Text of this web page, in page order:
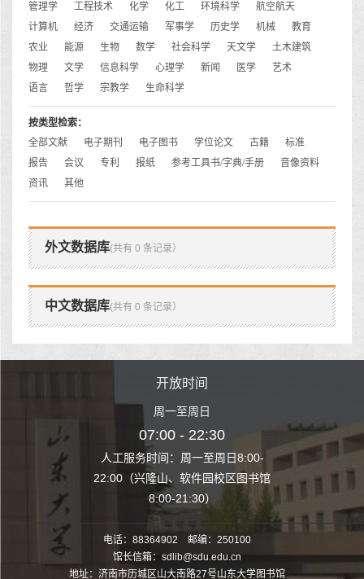
管理学
工程技术 化学 化工 环境科学
航空航天
计算机
经济 交通运输 军事学 历史学 机械
教育
农业
能源 生物 数学 社会科学 天文学
土木建筑
物理
文学 信息科学 心理学 新闻 医学
艺术
语言
哲学 宗教学 生命科学
按类型检索：
全部文献
电子期刊 电子图书 学位论文 古籍
标准
报告
会议 专利 报纸 参考工具书/字典/手册
音像资料
资讯
其他
外文数据库(共有 0 条记录）
中文数据库(共有 0 条记录）
至周日8:00-
园校区图书馆
开放时间
周一至周日
07:00 - 22:30
人工服务时间：周一至周日8:00-
22:00（兴隆山、软件园校区图书馆
8:00-21:30）
人工服务时间
22:00（兴隆山
电话：88364902 邮编：250100
馆长信箱：sdlib@sdu.edu.cn
地址：济南市历城区山大南路27号山东大学图书馆